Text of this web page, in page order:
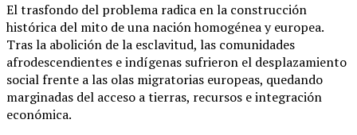
El trasfondo del problema radica en la construcción
histórica del mito de una nación homogénea y europea.
Tras la abolición de la esclavitud, las comunidades
afrodescendientes e indígenas sufrieron el desplazamiento
social frente a las olas migratorias europeas, quedando
marginadas del acceso a tierras, recursos e integración
económica.